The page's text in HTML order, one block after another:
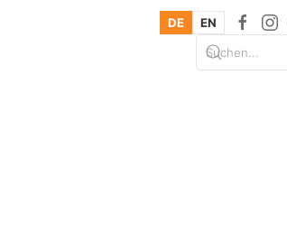
DE EN